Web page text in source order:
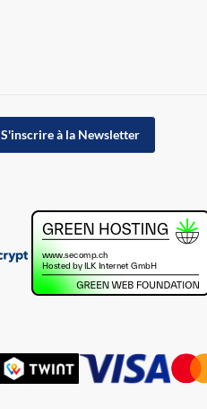
S'inscrire à la Newsletter